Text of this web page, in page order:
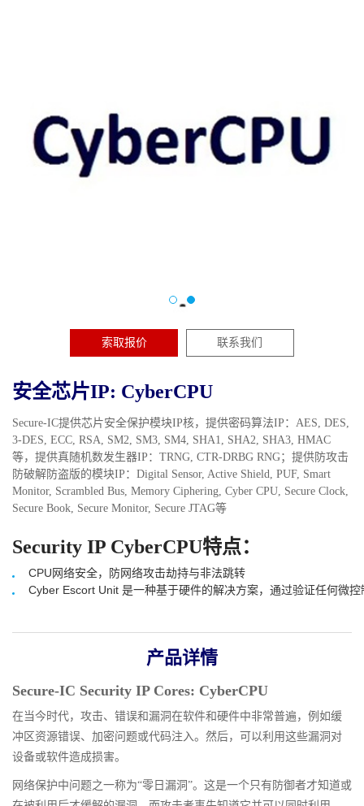
索取报价 联系我们
安全芯片IP: CyberCPU
Secure-IC提供芯片安全保护模块IP核，提供密码算法IP：AES, DES,
3-DES, ECC, RSA, SM2, SM3, SM4, SHA1, SHA2, SHA3, HMAC
等，提供真随机数发生器IP：TRNG, CTR-DRBG RNG；提供防攻击
防破解防盗版的模块IP：Digital Sensor, Active Shield, PUF, Smart
Monitor, Scrambled Bus, Memory Ciphering, Cyber CPU, Secure Clock,
Secure Book, Secure Monitor, Secure JTAG等
Security IP CyberCPU特点：
CPU网络安全，防网络攻击劫持与非法跳转
Cyber Escort Unit 是一种基于硬件的解决方案，通过验证任何微
产品详情
Secure-IC Security IP Cores: CyberCPU
在当今时代，攻击、错误和漏洞在软件和硬件中非常普遍，例如缓
冲区资源错误、加密问题或代码注入。然后，可以利用这些漏洞对
设备或软件造成损害。
网络保护中问题之一称为“零日漏洞”。这是一个只有防御者才知道或